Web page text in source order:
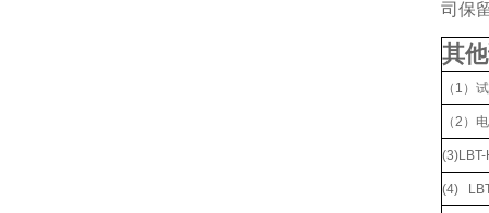
司保
其
（1）
（2）
(4)